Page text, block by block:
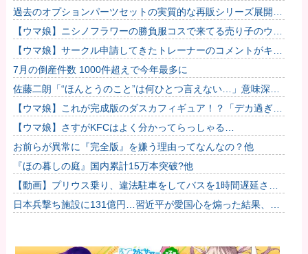
過去のオプションパーツセットの実質的な再販シリーズ展開止
まるの早すぎない？
【ウマ娘】ニシノフラワーの勝負服コスで来てる売り子のウマ
娘！？
【ウマ娘】サークル申請してきたトレーナーのコメントがキモ
すぎて草ｗｗｗ「このまま成長したらどうなるんや…」
7月の倒産件数 1000件超えで今年最多に
佐藤二朗「“ほんとうのこと”は何ひとつ言えない…」意味深投
稿に憶測殺到
【ウマ娘】これが完成版のダスカフィギュア！？「デカ過ぎん
だろ…」
【ウマ娘】さすがKFCはよく分かってらっしゃる…
お前らが異常に『完全版』を嫌う理由ってなんなの？他
『ほの暮しの庭』国内累計15万本突破?他
【動画】プリウス乗り、違法駐車をしてバスを1時間遅延させ
てしまった模様
日本兵撃ち施設に131億円…習近平が愛国心を煽った結果、